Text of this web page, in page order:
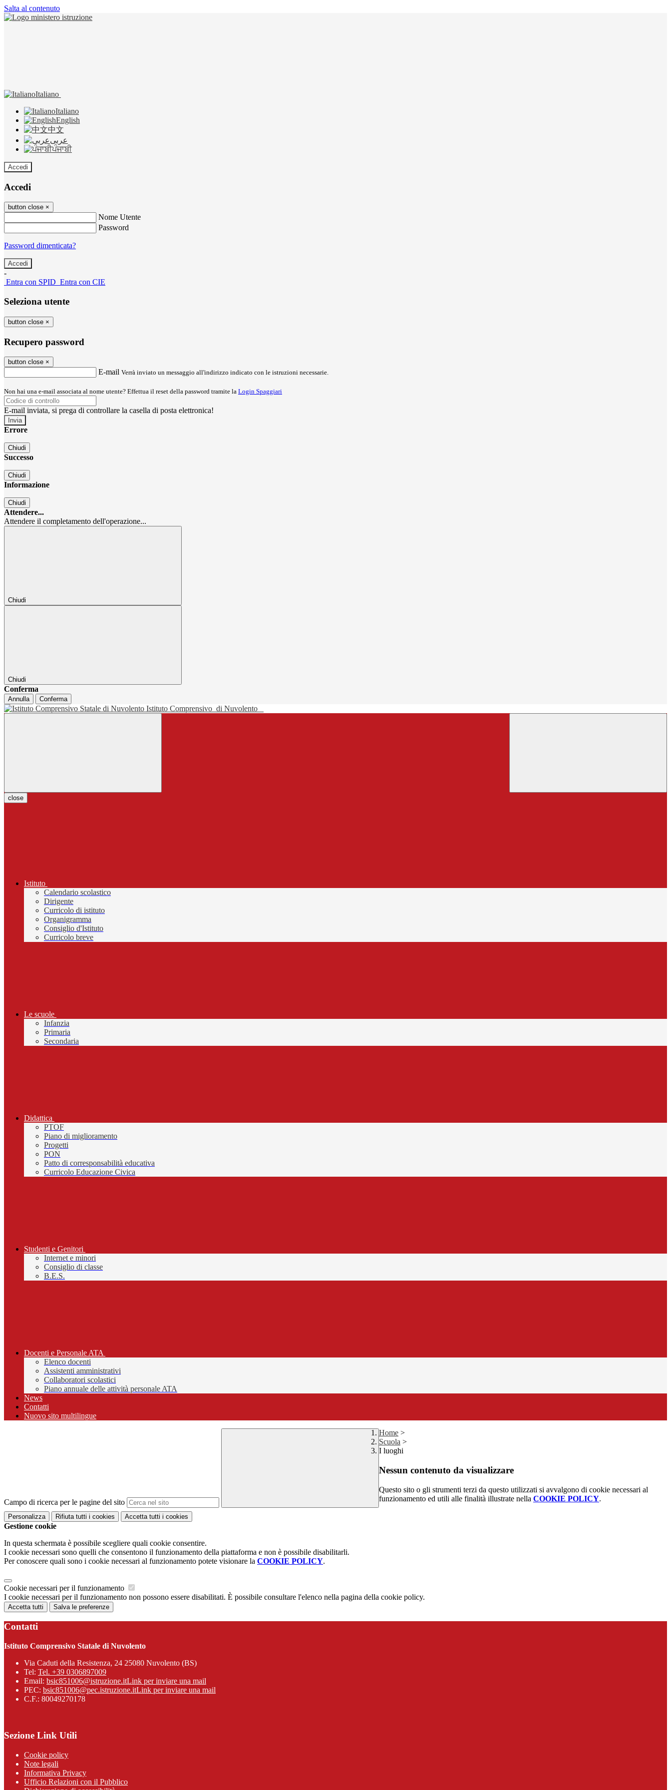
Salta al contenuto
Italiano
Italiano
English
中文
عربى
ਪੰਜਾਬੀ
Accedi
Accedi
button close ×
Nome Utente
Password
Password dimenticata?
-
Entra con SPID Entra con CIE
Seleziona utente
button close ×
Recupero password
button close ×
E-mail Verrà inviato un messaggio all'indirizzo indicato con le istruzioni necessarie.
Non hai una e-mail associata al nome utente? Effettua il reset della password tramite la Login Spaggiari
E-mail inviata, si prega di controllare la casella di posta elettronica!
Errore
Chiudi
Successo
Chiudi
Informazione
Chiudi
Attendere...
Attendere il completamento dell'operazione...
Chiudi
Chiudi
Conferma
Annulla Conferma
Istituto Comprensivo di Nuvolento
close
Istituto
Calendario scolastico
Dirigente
Curricolo di istituto
Organigramma
Consiglio d'Istituto
Curricolo breve
Le scuole
Infanzia
Primaria
Secondaria
Didattica
PTOF
Piano di miglioramento
Progetti
PON
Patto di corresponsabilità educativa
Curricolo Educazione Civica
Studenti e Genitori
Internet e minori
Consiglio di classe
B.E.S.
Docenti e Personale ATA
Elenco docenti
Assistenti amministrativi
Collaboratori scolastici
Piano annuale delle attività personale ATA
News
Contatti
Nuovo sito multilingue
Campo di ricerca per le pagine del sito
Home >
Scuola >
I luoghi
Nessun contenuto da visualizzare
Questo sito o gli strumenti terzi da questo utilizzati si avvalgono di cookie necessari al
funzionamento ed utili alle finalità illustrate nella COOKIE POLICY.
Personalizza Rifiuta tutti i cookies Accetta tutti i cookies
Gestione cookie
In questa schermata è possibile scegliere quali cookie consentire.
I cookie necessari sono quelli che consentono il funzionamento della piattaforma e non è possibile disabilitarli.
Per conoscere quali sono i cookie necessari al funzionamento potete visionare la COOKIE POLICY.
Cookie necessari per il funzionamento
I cookie necessari per il funzionamento non possono essere disabilitati. È possibile consultare l'elenco nella pagina della cookie policy.
Accetta tutti Salva le preferenze
Contatti
Istituto Comprensivo Statale di Nuvolento
Via Caduti della Resistenza, 24 25080 Nuvolento (BS)
Tel: Tel. +39 0306897009
Email: bsic851006@istruzione.itLink per inviare una mail
PEC: bsic851006@pec.istruzione.itLink per inviare una mail
C.F.: 80049270178
Sezione Link Utili
Cookie policy
Note legali
Informativa Privacy
Ufficio Relazioni con il Pubblico